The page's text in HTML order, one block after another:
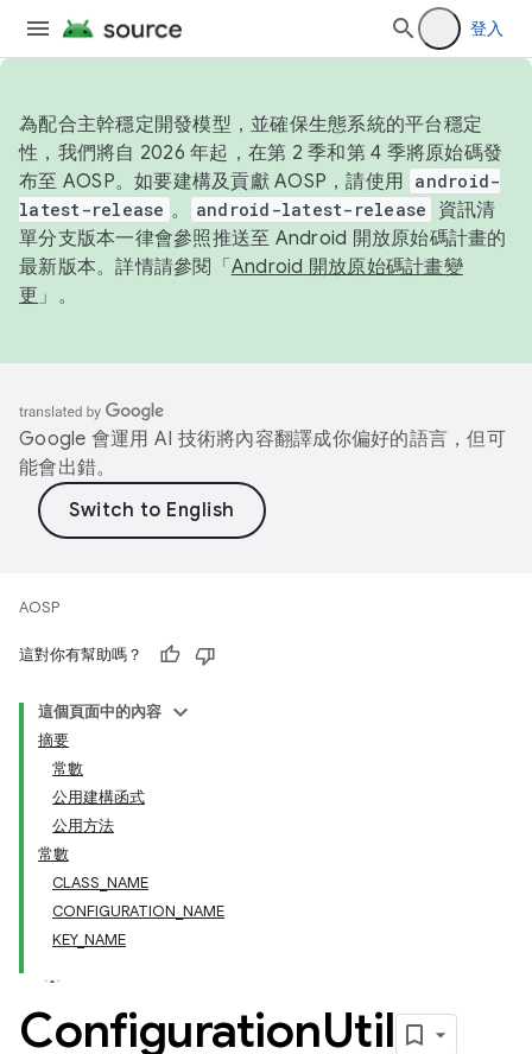
登入
為配合主幹穩定開發模型，並確保生態系統的平台穩定
性，我們將自 2026 年起，在第 2 季和第 4 季將原始碼發
布至 AOSP。如要建構及貢獻 AOSP，請使用 android-
latest-release 。 android-latest-release
資訊清
單分支版本一律會參照推送至 Android 開放原始碼計畫的
最新版本。詳情請參閱「 Android 開放原始碼計畫變
更 」。
Google 會運用 AI 技術將內容翻譯成你偏好的語言，但可
能會出錯。
AOSP
這對你有幫助嗎？
這個頁面中的內容
摘要
常數
公用建構函式
公用方法
常數
CLASS_NAME
CONFIGURATION_NAME
KEY_NAME
ConfigurationUtil